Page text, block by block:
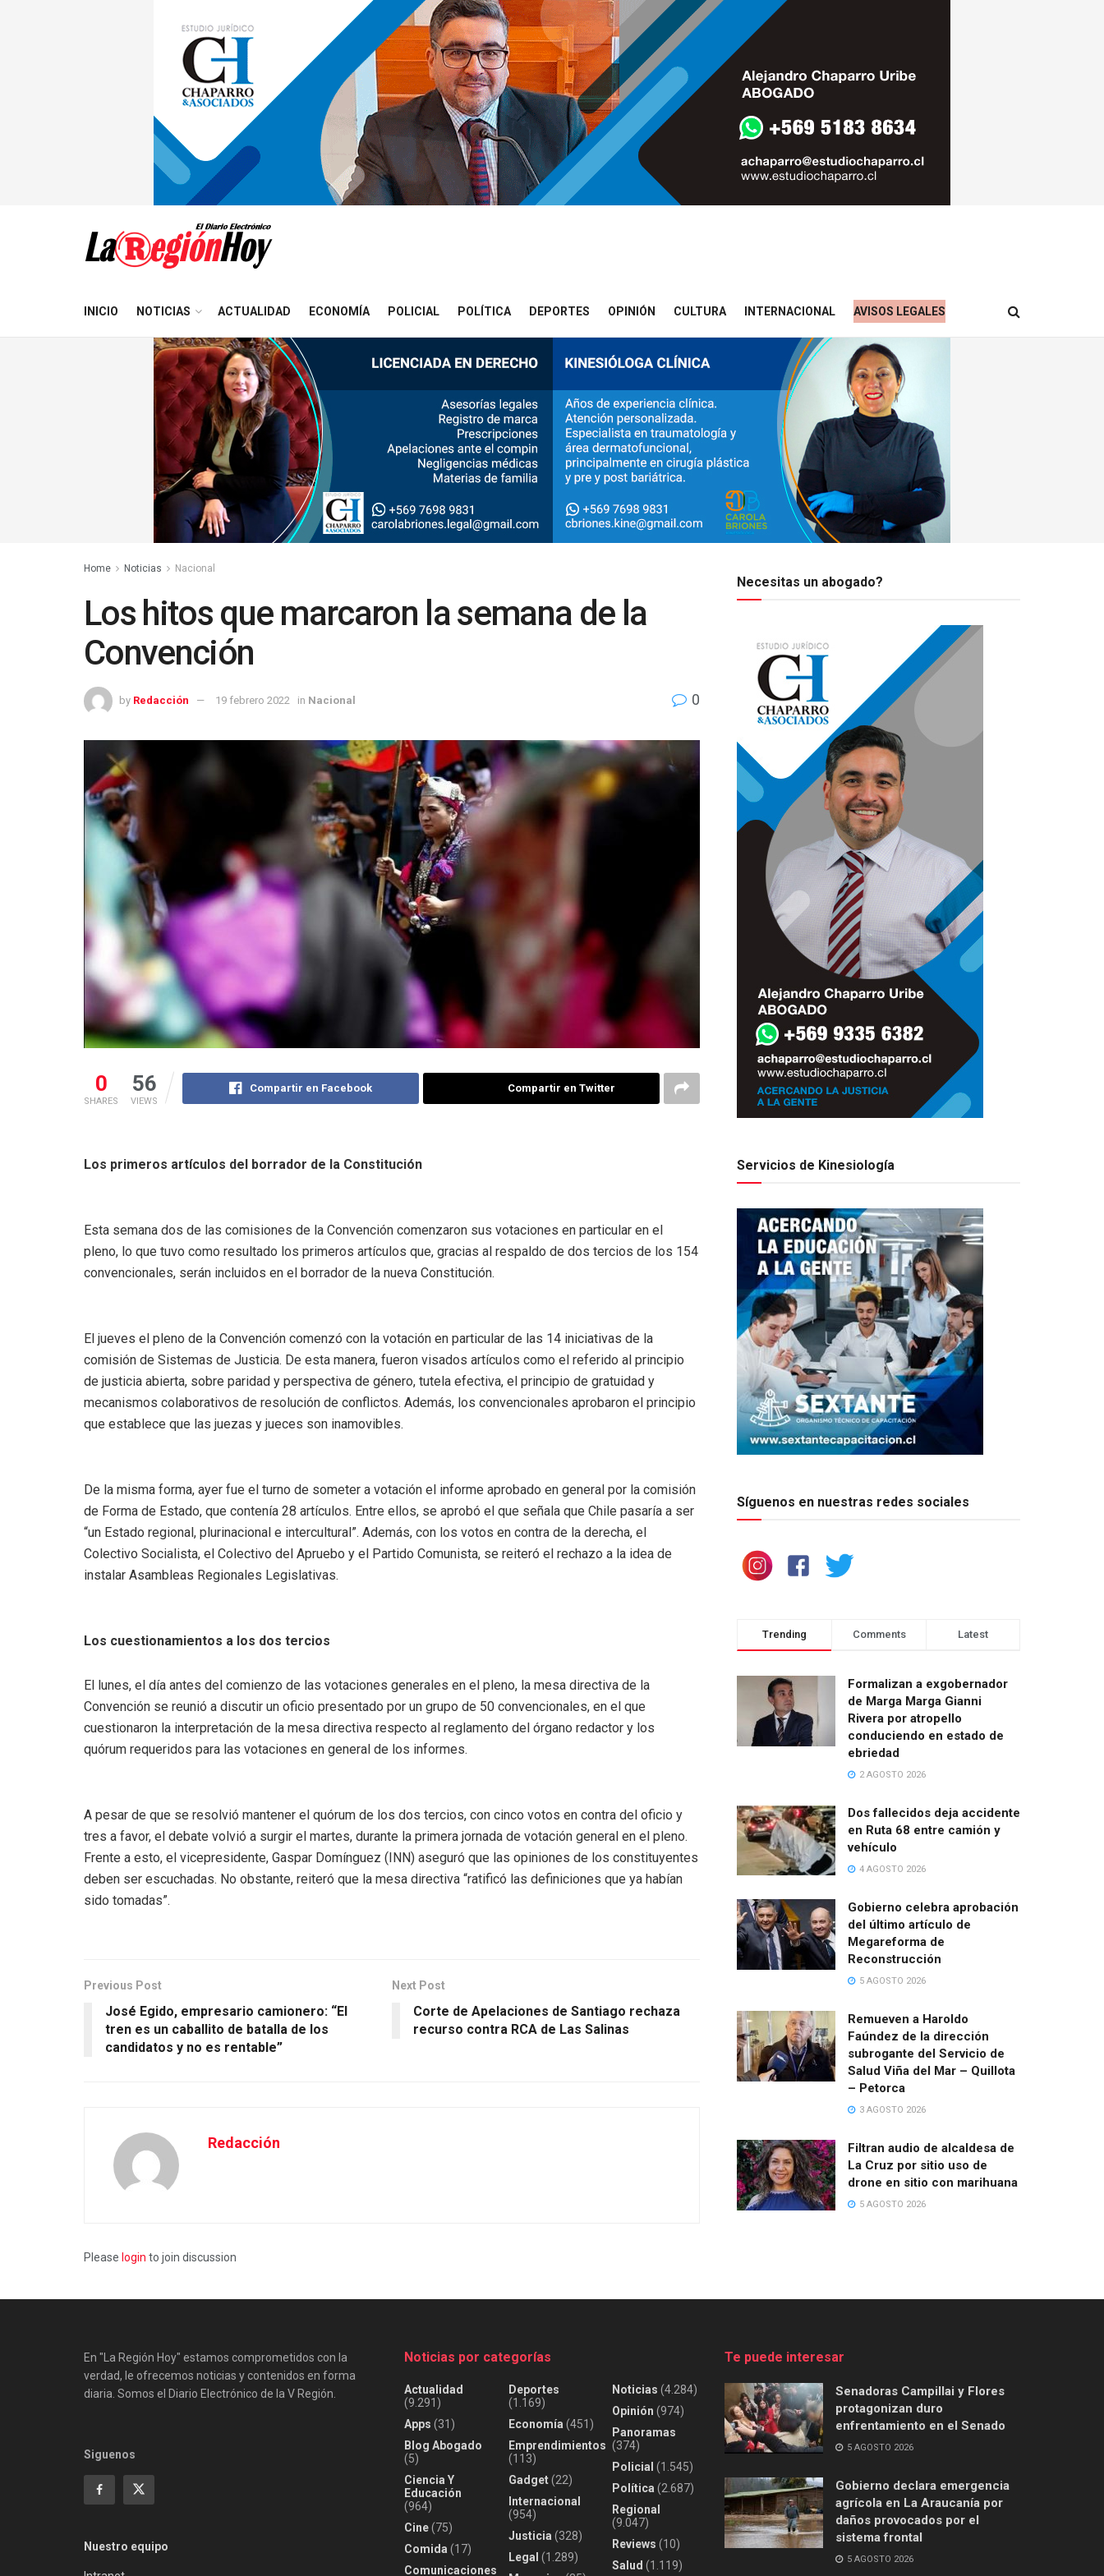
INICIO NOTICIAS ACTUALIDAD ECONOMÍA POLICIAL POLÍTICA DEPORTES OPINIÓN CULTURA INTERNACIONAL AVISOS LEGALES
Home Noticias Nacional
Los hitos que marcaron la semana de la
Convención
by Redacción 19 febrero 2022 in Nacional 0
0
SHARES
56
VIEWS
Compartir en Facebook Compartir en Twitter
Los primeros artículos del borrador de la Constitución
Esta semana dos de las comisiones de la Convención comenzaron sus votaciones en particular en el
pleno, lo que tuvo como resultado los primeros artículos que, gracias al respaldo de dos tercios de los 154
convencionales, serán incluidos en el borrador de la nueva Constitución.
El jueves el pleno de la Convención comenzó con la votación en particular de las 14 iniciativas de la
comisión de Sistemas de Justicia. De esta manera, fueron visados artículos como el referido al principio
de justicia abierta, sobre paridad y perspectiva de género, tutela efectiva, el principio de gratuidad y
mecanismos colaborativos de resolución de conflictos. Además, los convencionales aprobaron el principio
que establece que las juezas y jueces son inamovibles.
De la misma forma, ayer fue el turno de someter a votación el informe aprobado en general por la comisión
de Forma de Estado, que contenía 28 artículos. Entre ellos, se aprobó el que señala que Chile pasaría a ser
“un Estado regional, plurinacional e intercultural”. Además, con los votos en contra de la derecha, el
Colectivo Socialista, el Colectivo del Apruebo y el Partido Comunista, se reiteró el rechazo a la idea de
instalar Asambleas Regionales Legislativas.
Los cuestionamientos a los dos tercios
El lunes, el día antes del comienzo de las votaciones generales en el pleno, la mesa directiva de la
Convención se reunió a discutir un oficio presentado por un grupo de 50 convencionales, en el que
cuestionaron la interpretación de la mesa directiva respecto al reglamento del órgano redactor y los
quórum requeridos para las votaciones en general de los informes.
A pesar de que se resolvió mantener el quórum de los dos tercios, con cinco votos en contra del oficio y
tres a favor, el debate volvió a surgir el martes, durante la primera jornada de votación general en el pleno.
Frente a esto, el vicepresidente, Gaspar Domínguez (INN) aseguró que las opiniones de los constituyentes
deben ser escuchadas. No obstante, reiteró que la mesa directiva “ratificó las definiciones que ya habían
sido tomadas”.
Previous Post
José Egido, empresario camionero: “El
tren es un caballito de batalla de los
candidatos y no es rentable”
Next Post
Corte de Apelaciones de Santiago rechaza
recurso contra RCA de Las Salinas
Redacción
Please login to join discussion
Necesitas un abogado?
Servicios de Kinesiología
Síguenos en nuestras redes sociales
Trending Comments Latest
Formalizan a exgobernador
de Marga Marga Gianni
Rivera por atropello
conduciendo en estado de
ebriedad
2 AGOSTO 2026
Dos fallecidos deja accidente
en Ruta 68 entre camión y
vehículo
4 AGOSTO 2026
Gobierno celebra aprobación
del último artículo de
Megareforma de
Reconstrucción
5 AGOSTO 2026
Remueven a Haroldo
Faúndez de la dirección
subrogante del Servicio de
Salud Viña del Mar – Quillota
– Petorca
3 AGOSTO 2026
Filtran audio de alcaldesa de
La Cruz por sitio uso de
drone en sitio con marihuana
5 AGOSTO 2026
En "La Región Hoy" estamos comprometidos con la
verdad, le ofrecemos noticias y contenidos en forma
diaria. Somos el Diario Electrónico de la V Región.
Siguenos
Nuestro equipo
Noticias por categorías
Actualidad
(9.291)
Apps (31)
Blog Abogado
(5)
Ciencia Y
Educación
(964)
Cine(75)
Comida (17)
Comunicaciones
Deportes
(1.169)
Economía (451)
Emprendimientos
(113)
Gadget(22)
Internacional
(954)
Justicia (328)
Legal (1.289)
Noticias (4.284)
Opinión (974)
Panoramas
(374)
Policial (1.545)
Política (2.687)
Regional
(9.047)
Reviews (10)
Salud (1.119)
Te puede interesar
Senadoras Campillai y Flores
protagonizan duro
enfrentamiento en el Senado
5 AGOSTO 2026
Gobierno declara emergencia
agrícola en La Araucanía por
daños provocados por el
sistema frontal
5 AGOSTO 2026